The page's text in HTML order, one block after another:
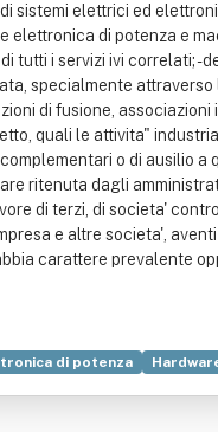
sistemi elettrici ed
elettronica di potenza e
tutti i servizi ivi correlati; -
specialmente
di fusione, associazioni
quali le attivita"
o di ausilio a
ritenuta dagli
di terzi, di societa'
e altre societa',
carattere prevalente
di potenza